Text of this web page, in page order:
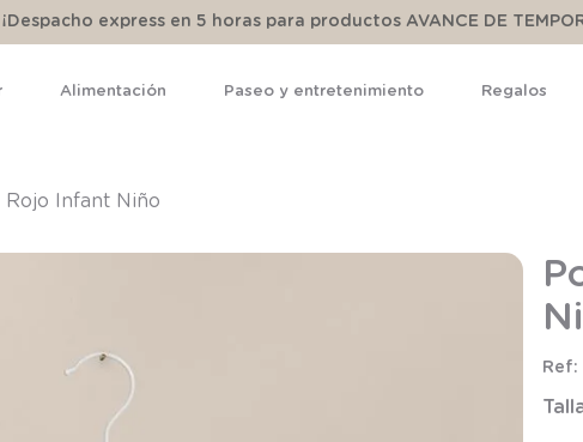
¡Despacho express en 5 horas para productos AVANCE DE
Alimentación Paseo y entretenimiento Regalos
Rojo Infant Niño